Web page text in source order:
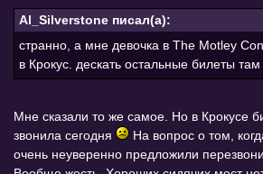
Al_Silverstone писал(а):
странно, а мне девочка в The Motley
в Крокус. дескать остальные билеты
Мне сказали то же самое. Но в Крокусе
звонила сегодня
На вопрос о том,
очень неуверенно предложили